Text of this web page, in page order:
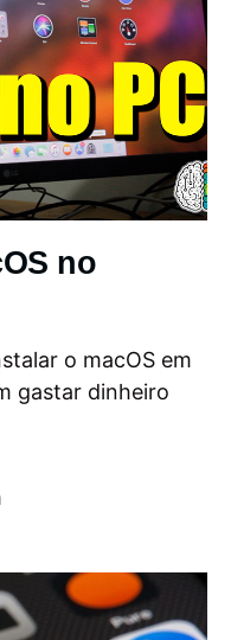
no
o macOS em
gastar dinheiro